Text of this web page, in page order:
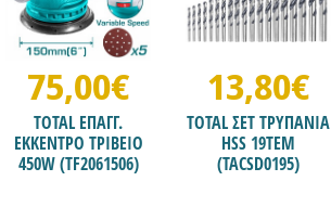
75,00€
TOTAL ΕΠΑΓΓ.
ΕΚΚΕΝΤΡΟ ΤΡΙΒΕΙΟ
450W (TF2061506)
13,80€
TOTAL ΣΕΤ ΤΡΥΠΑΝΙΑ
HSS 19ΤΕΜ
(TACSD0195)